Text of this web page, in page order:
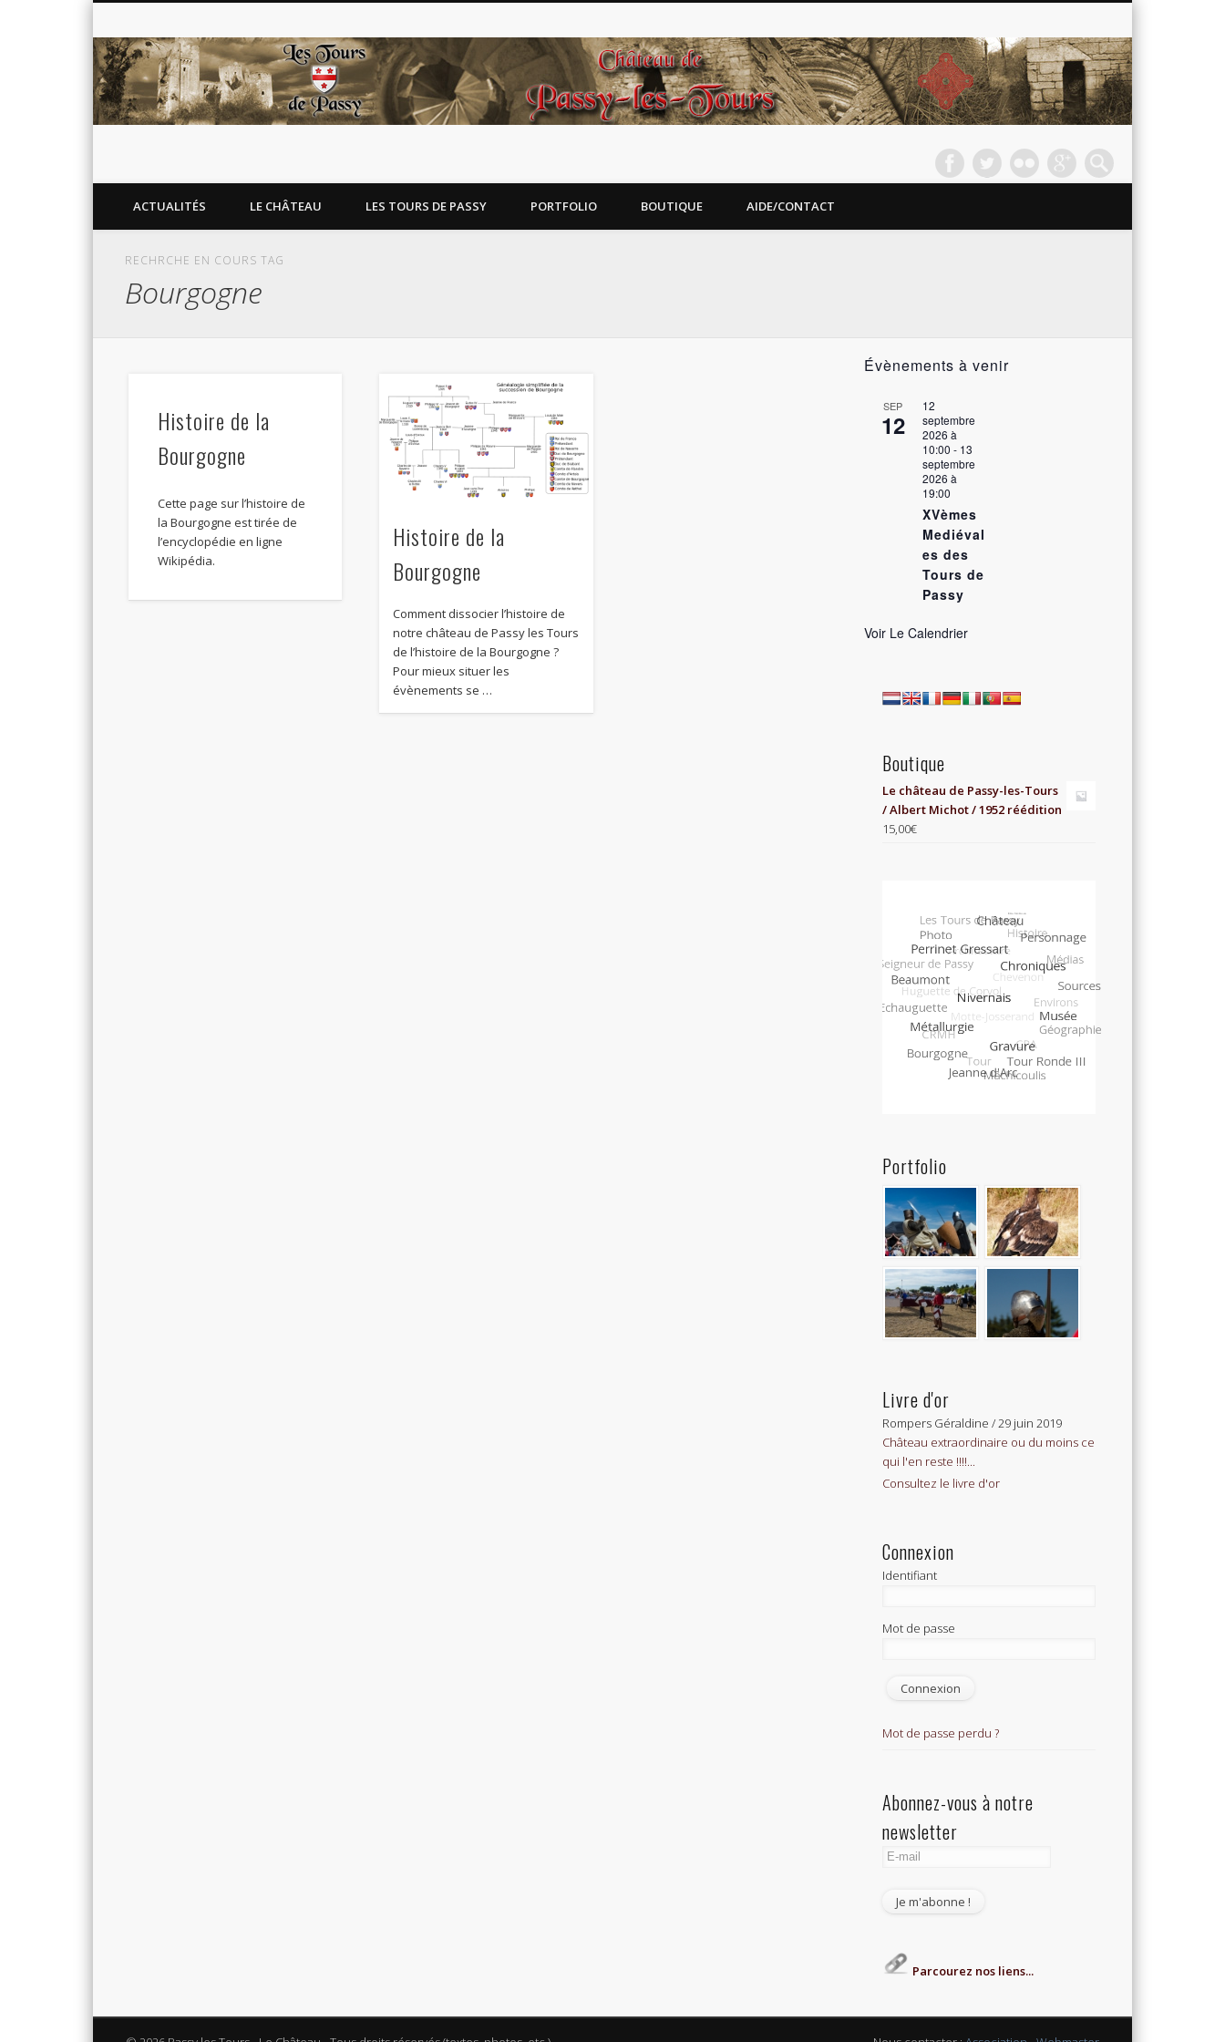
Blog de l'association Les Tours de Passy
ACTUALITÉS LE CHÂTEAU LES TOURS DE PASSY PORTFOLIO BOUTIQUE AIDE/CONTACT
RECHRCHE EN COURS TAG
Bourgogne
Histoire de la
Bourgogne
Cette page sur l’histoire de
la Bourgogne est tirée de
l’encyclopédie en ligne
Wikipédia.
Histoire de la
Bourgogne
Comment dissocier l’histoire de
notre château de Passy les Tours
de l’histoire de la Bourgogne ?
Pour mieux situer les
évènements se …
Évènements à venir
SEP
12
12
septembre
2026 à
10:00 - 13
septembre
2026 à
19:00
XVèmes
Mediéval
es des
Tours de
Passy
Voir Le Calendrier
Boutique
Le château de Passy-les-Tours
/ Albert Michot / 1952 réédition
15,00€
Portfolio
Livre d'or
Rompers Géraldine /29 juin 2019
Château extraordinaire ou du moins ce
qui l'en reste !!!!...
Consultez le livre d'or
Connexion
Identifiant
Mot de passe
Mot de passe perdu ?
Abonnez-vous à notre
newsletter
Parcourez nos liens...